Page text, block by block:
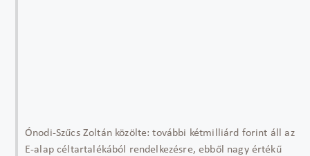
Ónodi-Szűcs Zoltán közölte: további kétmilliárd forint áll az
E-alap céltartalékából rendelkezésre, ebből nagy értékű